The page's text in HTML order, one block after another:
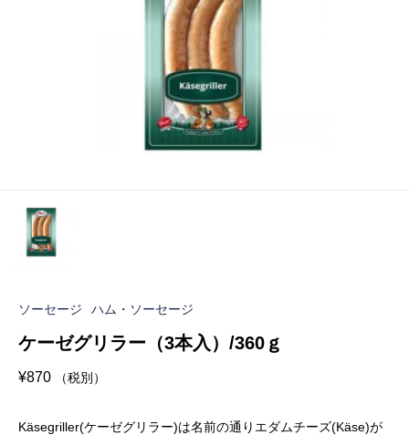
ソーセージ ハム・ソーセージ
ケーゼグリラー（3本入）/360ｇ
¥870 （税別）
Käsegriller(ケーゼグリラー)は名前の通りエダムチーズ(Käse)が